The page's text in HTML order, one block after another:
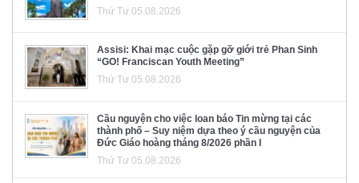
Thứ Tư 05.08.2026
Assisi: Khai mạc cuộc gặp gỡ giới trẻ Phan Sinh
“GO! Franciscan Youth Meeting”
Thứ Tư 05.08.2026
Cầu nguyện cho việc loan báo Tin mừng tại các
thành phố – Suy niệm dựa theo ý cầu nguyện của
Đức Giáo hoàng tháng 8/2026 phần I
Thứ Tư 05.08.2026